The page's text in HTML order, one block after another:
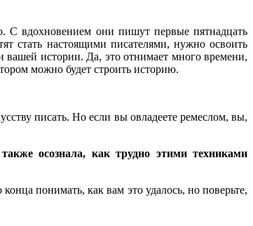
С вдохновением они пишут первые пятнадцать
стать настоящими писателями, нужно освоить
вашей истории. Да, это отнимает много времени,
можно будет строить историю.
писать. Но если вы овладеете ремеслом, вы,
осознала, как трудно этими техниками
понимать, как вам это удалось, но поверьте,